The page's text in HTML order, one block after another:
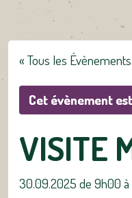
« Tous les Évènements
Cet évènement
VISITE
30.09.2025 de 9h00 à